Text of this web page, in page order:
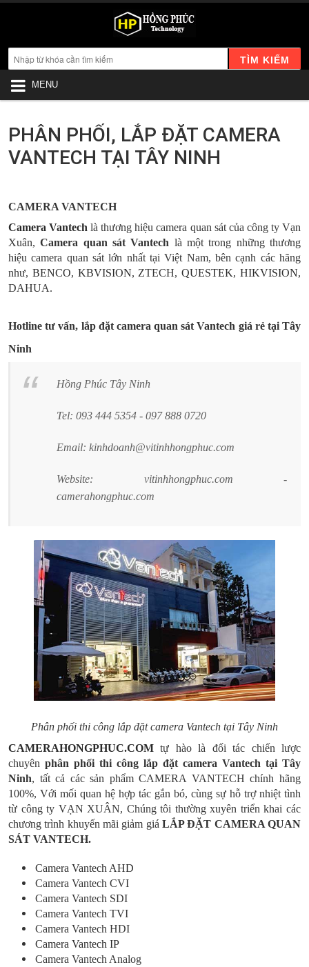
TÌM KIẾM
MENU
PHÂN PHỐI, LẮP ĐẶT CAMERA
VANTECH TẠI TÂY NINH
CAMERA VANTECH
Camera Vantech là thương hiệu camera quan sát của công ty Vạn
Xuân,Camera quan sát Vantech là một trong những thương
hiệu camera quan sát lớn nhất tại Việt Nam, bên cạnh các hãng
như, BENCO, KBVISION, ZTECH,QUESTEK,HIKVISION,
DAHUA.
Hotline tư vấn, lắp đặt camera quan sát Vantech giá rẻ tại Tây
Ninh
Hồng Phúc Tây Ninh
Tel: 093 444 5354 - 097 888 0720
Email: kinhdoanh@vitinhhongphuc.com
Website: vitinhhongphuc.com -
camerahongphuc.com
Phân phối thi công lắp đặt camera Vantech tại Tây Ninh
CAMERAHONGPHUC.COM tự hào là đối tác chiến lược
chuyên phân phối thi công lắp đặt camera Vantech tại Tây
Ninh, tất cả các sản phẩm CAMERA VANTECH chính hãng
100%, Với mối quan hệ hợp tác gắn bó, cùng sự hỗ trợ nhiệt tình
từ công ty VẠN XUÂN, Chúng tôi thường xuyên triển khai các
chương trình khuyến mãi giảm giá LẮP ĐẶT CAMERA QUAN
SÁT VANTECH.
Camera Vantech AHD
Camera Vantech CVI
Camera Vantech SDI
Camera Vantech TVI
Camera Vantech HDI
Camera Vantech IP
Camera Vantech Analog